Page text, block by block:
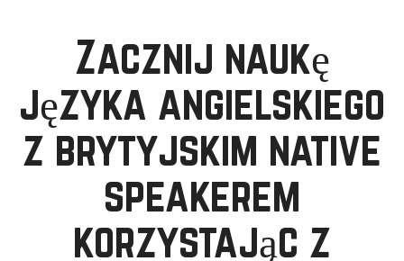
Zacznij naukę
języka angielskiego
z brytyjskim native
speakerem
korzystając z